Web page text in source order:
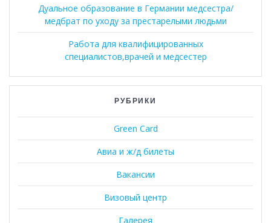
Дуальное образование в Германии медсестра/
медбрат по уходу за престарелыми людьми
Работа для квалифицированных
специалистов,врачей и медсестер
РУБРИКИ
Green Card
Авиа и ж/д билеты
Вакансии
Визовый центр
Галерея